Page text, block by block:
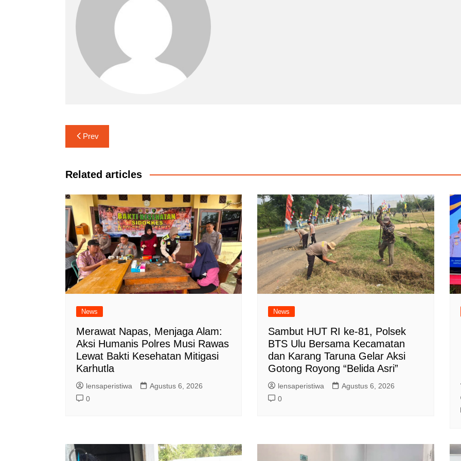
Navigasi
pos
Prev
Related articles
News
Merawat Napas, Menjaga Alam:
Aksi Humanis Polres Musi Rawas
Lewat Bakti Kesehatan Mitigasi
Karhutla
lensaperistiwa
Agustus 6, 2026
0
News
Sambut HUT RI ke-81, Polsek
BTS Ulu Bersama Kecamatan
dan Karang Taruna Gelar Aksi
Gotong Royong “Belida Asri”
lensaperistiwa
Agustus 6, 2026
0